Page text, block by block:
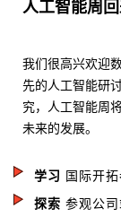
人工智能周回
我们很高兴欢迎
先的人工智能研
究，人工智能周
未来的发展。
学习 国际开
探索 参观公